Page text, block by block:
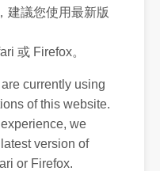
建議您使用最新版
或 Firefox。
currently using
of this website.
we
version of
or Firefox.